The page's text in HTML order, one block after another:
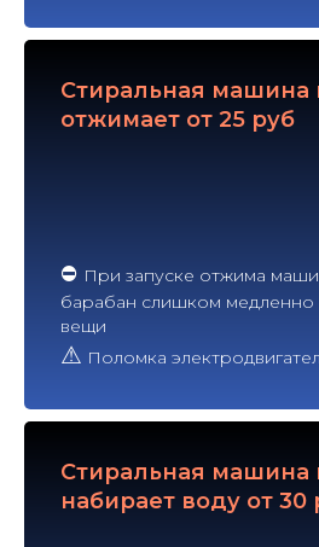
Стиральная машина
отжимает от 25 руб
⛔ При запуске отжима
барабан слишком медленно
вещи
⚠ Поломка
Стиральная машина
набирает воду от 30